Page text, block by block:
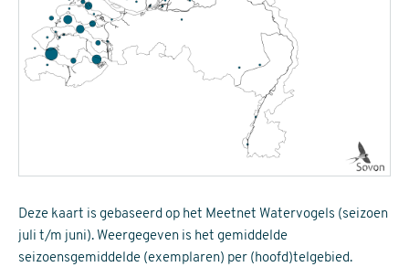
Deze kaart is gebaseerd op het Meetnet Watervogels (seizoen
juli t/m juni). Weergegeven is het gemiddelde
seizoensgemiddelde (exemplaren) per (hoofd)telgebied.